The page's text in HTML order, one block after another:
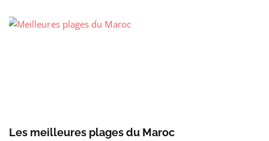
Les meilleures plages du Maroc